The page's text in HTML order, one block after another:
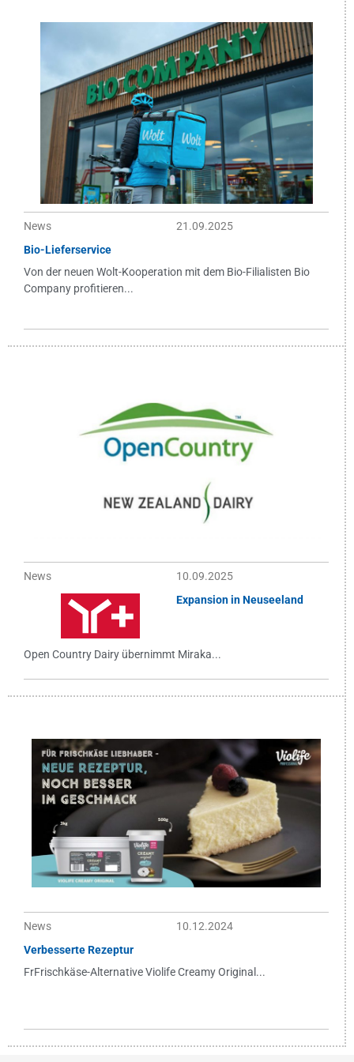
News
21.09.2025
Bio-Lieferservice
Von der neuen Wolt-Kooperation mit dem Bio-Filialisten Bio
Company profitieren...
News
10.09.2025
Expansion in Neuseeland
Open Country Dairy übernimmt Miraka...
News
10.12.2024
Verbesserte Rezeptur
FrFrischkäse-Alternative Violife Creamy Original...